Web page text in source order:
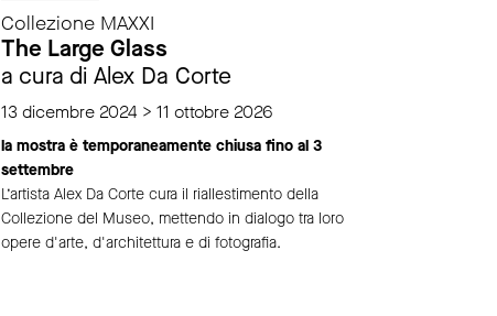
Collezione MAXXI
The Large Glass
a cura di Alex Da Corte
13 dicembre 2024 > 11 ottobre 2026
la mostra è temporaneamente chiusa fino al 3
settembre
L’artista Alex Da Corte cura il riallestimento della
Collezione del Museo, mettendo in dialogo tra loro
opere d'arte, d'architettura e di fotografia.